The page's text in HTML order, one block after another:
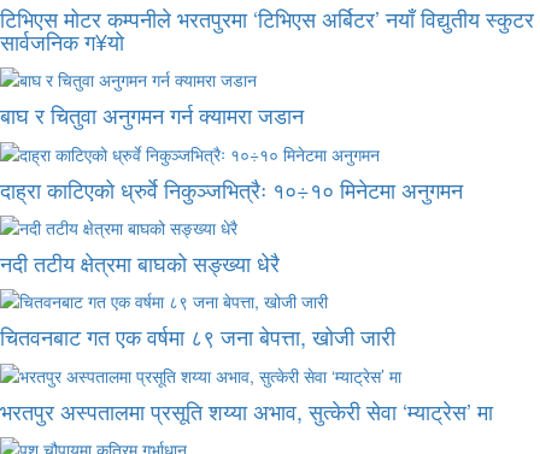
टिभिएस मोटर कम्पनीले भरतपुरमा ‘टिभिएस अर्बिटर’ नयाँ विद्युतीय स्कुटर
सार्वजनिक ग¥यो
बाघ र चितुवा अनुगमन गर्न क्यामरा जडान
दाह्रा काटिएको ध्रुर्वे निकुञ्जभित्रैः १०÷१० मिनेटमा अनुगमन
नदी तटीय क्षेत्रमा बाघको सङ्ख्या धेरै
चितवनबाट गत एक वर्षमा ८९ जना बेपत्ता, खोजी जारी
भरतपुर अस्पतालमा प्रसूति शय्या अभाव, सुत्केरी सेवा ‘म्याट्रेस’ मा